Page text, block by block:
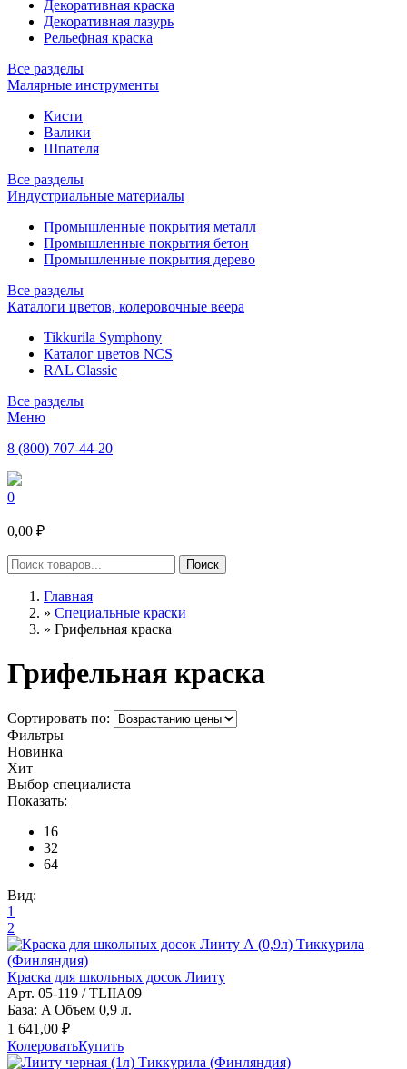
Декоративная краска
Декоративная лазурь
Рельефная краска
Все разделы
Малярные инструменты
Кисти
Валики
Шпателя
Все разделы
Индустриальные материалы
Промышленные покрытия металл
Промышленные покрытия бетон
Промышленные покрытия дерево
Все разделы
Каталоги цветов, колеровочные веера
Tikkurila Symphony
Каталог цветов NCS
RAL Classic
Все разделы
Меню
8 (800) 707-44-20
0
0,00 ₽
Главная
» Специальные краски
» Грифельная краска
Грифельная краска
Сортировать по:
Фильтры
Новинка
Хит
Выбор специалиста
Показать:
16
32
64
Вид:
1
2
Краска для школьных досок Лииту
Арт. 05-119 / TLIIA09
База: A Объем 0,9 л.
1 641,00 ₽
КолероватьКупить